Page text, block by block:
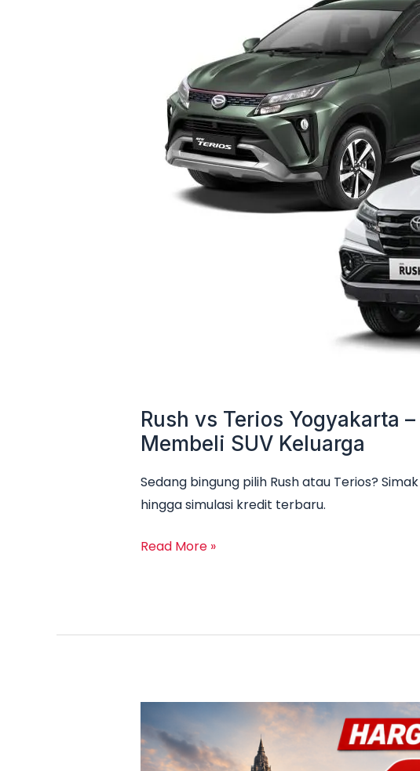
Rush vs Terios Yogyakarta
Membeli SUV Keluarga
Sedang bingung pilih Rush atau Terios?
hingga simulasi kredit terbaru.
Mana?
Perbandingan
Lengkap
Sebelum
Membeli
Read More »
TERBARU!
Harga
Agya